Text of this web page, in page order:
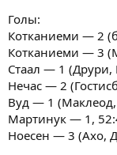
Голы:
Котканиеми — 2
Котканиеми — 3
Стаал — 1
Нечас — 2
Вуд — 1
Мартинук — 1,
Ноесен — 3 (Ахо,